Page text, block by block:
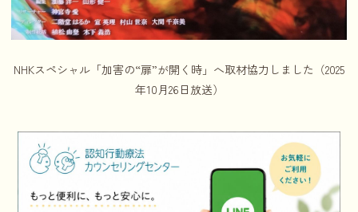
NHKスペシャル「加害の“扉”が開く時」へ取材協力しました（2025
年10月26日放送）